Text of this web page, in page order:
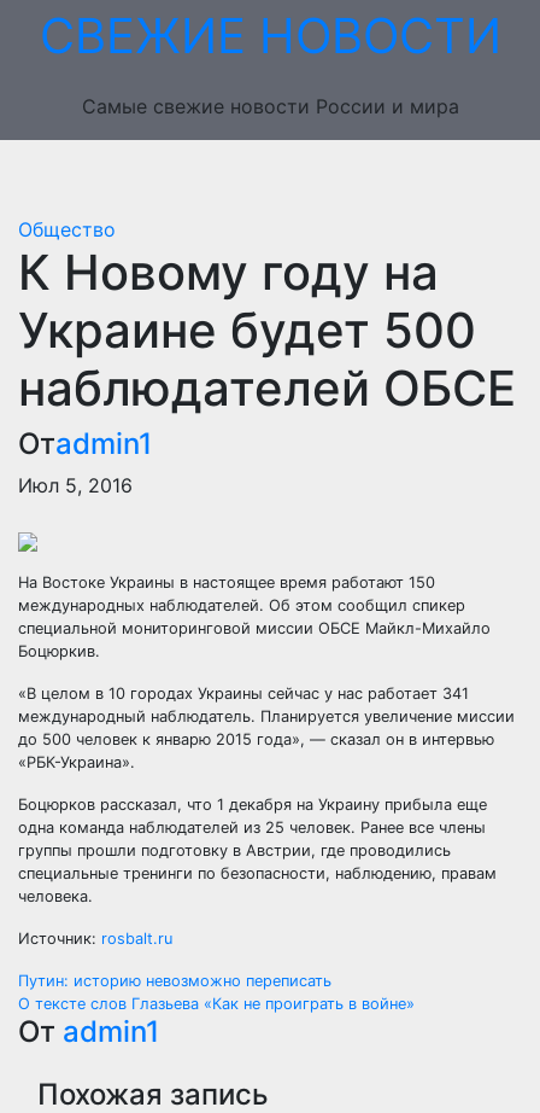
ПерейтиСВЕЖИЕ НОВОСТИ
Самые свежие новости России и мира
Общество
К Новому году на
Украине будет 500
наблюдателей ОБСЕ
Отadmin1
Июл 5, 2016
На Востоке Украины в настоящее время работают 150
международных наблюдателей. Об этом сообщил спикер
специальной мониторинговой миссии ОБСЕ Майкл-Михайло
Боцюркив.
«В целом в 10 городах Украины сейчас у нас работает 341
международный наблюдатель. Планируется увеличение миссии
до 500 человек к январю 2015 года», — сказал он в интервью
«РБК-Украина».
Боцюрков рассказал, что 1 декабря на Украину прибыла еще
одна команда наблюдателей из 25 человек. Ранее все члены
группы прошли подготовку в Австрии, где проводились
специальные тренинги по безопасности, наблюдению, правам
человека.
Источник: rosbalt.ru
Навигация
по
записям
Путин: историю невозможно переписать
О тексте слов Глазьева «Как не проиграть в войне»
От admin1
Похожая запись